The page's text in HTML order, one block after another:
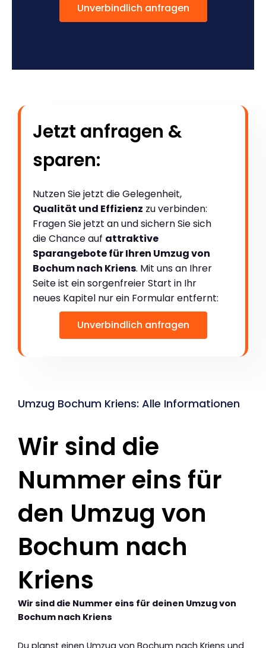
Unverbindlich anfragen
Jetzt anfragen &
sparen:
Nutzen Sie jetzt die Gelegenheit,
Qualität und Effizienz zu verbinden:
Fragen Sie jetzt an und sichern Sie sich
die Chance auf attraktive
Sparangebote für Ihren Umzug von
Bochum nach Kriens. Mit uns an Ihrer
Seite ist ein sorgenfreier Start in Ihr
neues Kapitel nur ein Formular entfernt:
Unverbindlich anfragen
Umzug Bochum Kriens: Alle Informationen
Wir sind die
Nummer eins für
den Umzug von
Bochum nach
Kriens
Wir sind die Nummer eins für deinen Umzug von
Bochum nach Kriens